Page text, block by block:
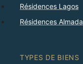
Résidences Lagos
Résidences Almada
TYPES DE BIENS